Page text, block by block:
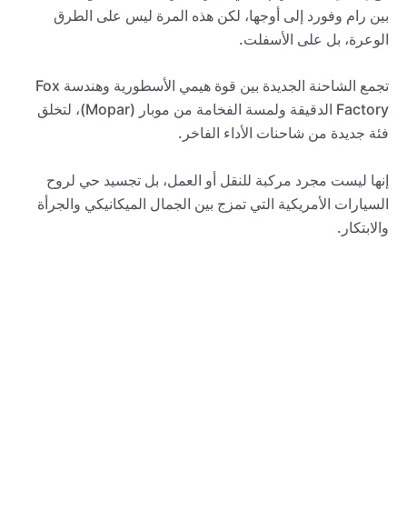
بين رام وفورد إلى أوجها، لكن هذه المرة ليس على الطرق
الوعرة، بل على الأسفلت.
تجمع الشاحنة الجديدة بين قوة هيمي الأسطورية وهندسة Fox
Factory الدقيقة ولمسة الفخامة من موبار (Mopar)، لتخلق
فئة جديدة من شاحنات الأداء الفاخر.
إنها ليست مجرد مركبة للنقل أو العمل، بل تجسيد حي لروح
السيارات الأمريكية التي تمزج بين الجمال الميكانيكي والجرأة
والابتكار.